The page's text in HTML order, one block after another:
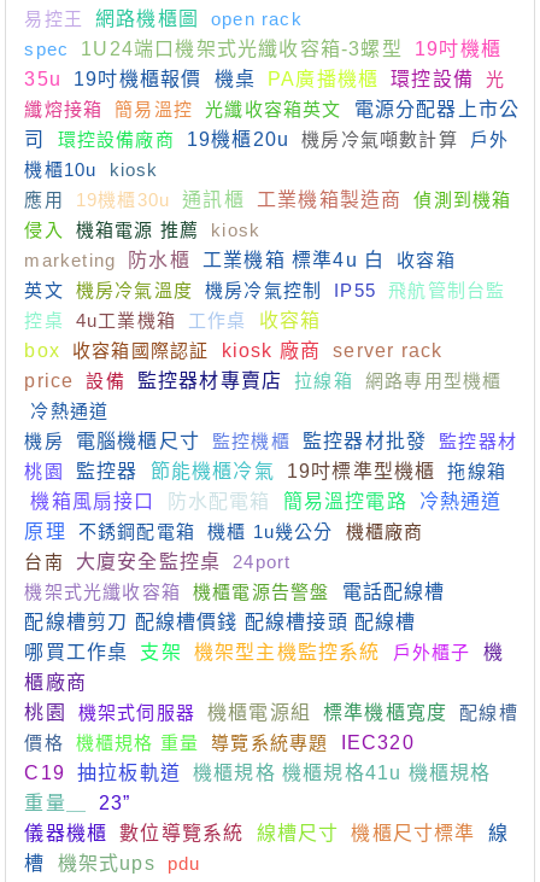
易控王
網路機櫃圖
open rack
spec
1U24端口機架式光纖收容箱-3螺型
19吋機櫃
35u
19吋機櫃報價 機桌 PA廣播機櫃 環控設備
光
纖熔接箱
簡易溫控 光纖收容箱英文
電源分配器上市公
司
環控設備廠商 19機櫃20u 機房冷氣噸數計算
戶外
機櫃10u
kiosk
應用
19機櫃30u 通訊櫃 工業機箱製造商
偵測到機箱
侵入
機箱電源 推薦
kiosk
marketing
防水櫃 工業機箱 標準4u 白
收容箱
英文
機房冷氣溫度 機房冷氣控制 IP55
飛航管制台監
控桌
4u工業機箱 工作桌
收容箱
box
收容箱國際認証 kiosk 廠商
server rack
price
設備 監控器材專賣店 拉線箱
網路專用型機櫃
冷熱通道
機房
電腦機櫃尺寸 監控機櫃 監控器材批發
監控器材
桃園
監控器 節能機櫃冷氣 19吋標準型機櫃
拖線箱
機箱風扇接口
防水配電箱 簡易溫控電路
冷熱通道
原理
不銹鋼配電箱 機櫃 1u幾公分
機櫃廠商
台南
大廈安全監控桌
24port
機架式光纖收容箱
機櫃電源告警盤
電話配線槽
配線槽剪刀 配線槽價錢 配線槽接頭 配線槽
哪買工作桌
支架 機架型主機監控系統 戶外櫃子
機
櫃廠商
桃園
機架式伺服器 機櫃電源組 標準機櫃寬度
配線槽
價格
機櫃規格 重量 導覽系統專題
IEC320
C19
抽拉板軌道
機櫃規格 機櫃規格41u 機櫃規格
重量＿
23”
儀器機櫃
數位導覽系統 線槽尺寸 機櫃尺寸標準
線
槽
機架式ups
pdu